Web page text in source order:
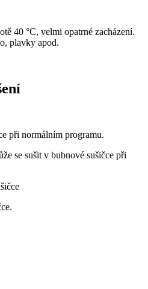
40 °C, velmi opatrné zacházení.
plavky apod.
při normálním programu.
se sušit v bubnové sušičce při